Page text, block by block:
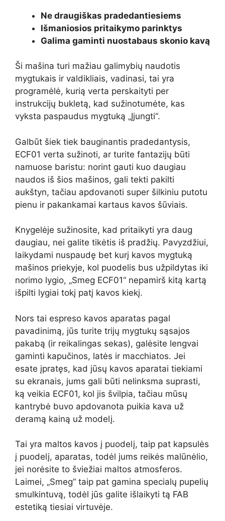
Ne draugiškas pradedantiesiems
Išmaniosios pritaikymo parinktys
Galima gaminti nuostabaus skonio kavą
Ši mašina turi mažiau galimybių naudotis
mygtukais ir valdikliais, vadinasi, tai yra
programėlė, kurią verta perskaityti per
instrukcijų bukletą, kad sužinotumėte, kas
vyksta paspaudus mygtuką „Įjungti“.
Galbūt šiek tiek bauginantis pradedantysis,
ECF01 verta sužinoti, ar turite fantazijų būti
namuose baristu: norint gauti kuo daugiau
naudos iš šios mašinos, gali tekti pakilti
aukštyn, tačiau apdovanoti super šilkiniu putotu
pienu ir pakankamai kartaus kavos šūviais.
Knygelėje sužinosite, kad pritaikyti yra daug
daugiau, nei galite tikėtis iš pradžių. Pavyzdžiui,
laikydami nuspaudę bet kurį kavos mygtuką
mašinos priekyje, kol puodelis bus užpildytas iki
norimo lygio, „Smeg ECF01“ nepamirš kitą kartą
išpilti lygiai tokį patį kavos kiekį.
Nors tai espreso kavos aparatas pagal
pavadinimą, jūs turite trijų mygtukų sąsajos
pakabą (ir reikalingas sekas), galėsite lengvai
gaminti kapučinos, latės ir macchiatos. Jei
esate įpratęs, kad jūsų kavos aparatai tiekiami
su ekranais, jums gali būti nelinksma suprasti,
ką veikia ECF01, kol jis švilpia, tačiau mūsų
kantrybė buvo apdovanota puikia kava už
deramą kainą už modelį.
Tai yra maltos kavos į puodelį, taip pat kapsulės
į puodelį, aparatas, todėl jums reikės malūnėlio,
jei norėsite to šviežiai maltos atmosferos.
Laimei, „Smeg“ taip pat gamina specialų pupelių
smulkintuvą, todėl jūs galite išlaikyti tą FAB
estetiką tiesiai virtuvėje.